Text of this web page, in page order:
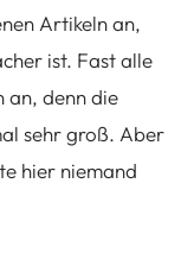
Artikeln an,
ist. Fast alle
an, denn die
sehr groß. Aber
hier niemand